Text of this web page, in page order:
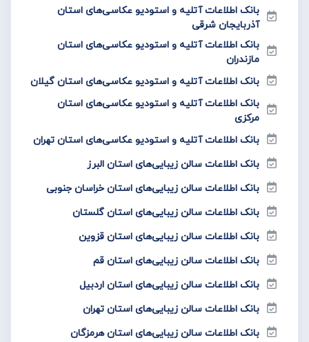
بانک اطلاعات آتلیه و استودیو عکاسی‌های استان
آذربایجان شرقی
بانک اطلاعات آتلیه و استودیو عکاسی‌های استان
مازندران
بانک اطلاعات آتلیه و استودیو عکاسی‌های استان گیلان
بانک اطلاعات آتلیه و استودیو عکاسی‌های استان
مرکزی
بانک اطلاعات آتلیه و استودیو عکاسی‌های استان تهران
بانک اطلاعات سالن زیبایی‌های استان البرز
بانک اطلاعات سالن زیبایی‌های استان خراسان جنوبی
بانک اطلاعات سالن زیبایی‌های استان گلستان
بانک اطلاعات سالن زیبایی‌های استان قزوین
بانک اطلاعات سالن زیبایی‌های استان قم
بانک اطلاعات سالن زیبایی‌های استان اردبیل
بانک اطلاعات سالن زیبایی‌های استان تهران
بانک اطلاعات سالن زیبایی‌های استان هرمزگان